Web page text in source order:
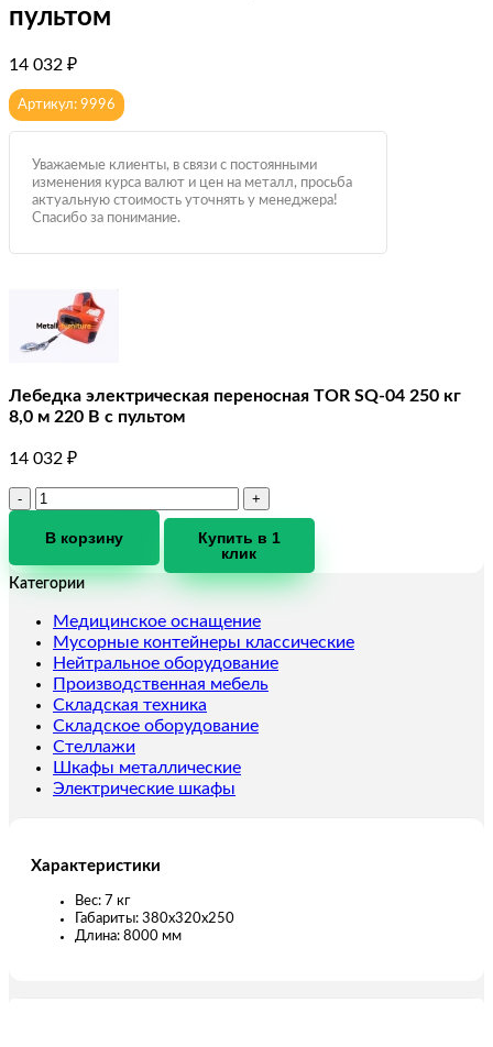
пультом
14 032 ₽
Артикул: 9996
Уважаемые клиенты, в связи с постоянными
изменения курса валют и цен на металл, просьба
актуальную стоимость уточнять у менеджера!
Спасибо за понимание.
Лебедка электрическая переносная TOR SQ-04 250 кг
8,0 м 220 В с пультом
14 032 ₽
Количество
Лебедка
переносная
SQ-
04
250
кг
8,0
м
220
В
с
В корзину
Купить в 1
клик
Категории
Медицинское оснащение
Мусорные контейнеры классические
Нейтральное оборудование
Производственная мебель
Складская техника
Складское оборудование
Стеллажи
Шкафы металлические
Электрические шкафы
Характеристики
Вес: 7 кг
Габариты: 380х320х250
Длина: 8000 мм